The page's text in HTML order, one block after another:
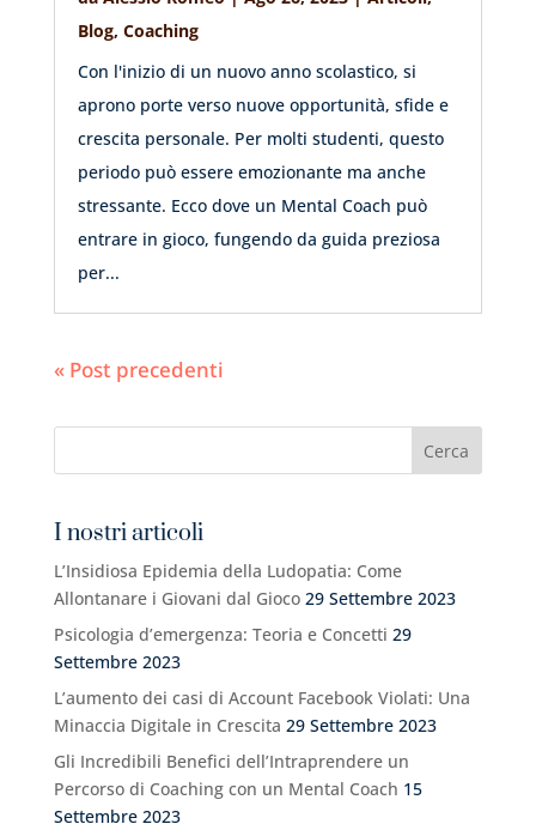
Blog, Coaching
Con l'inizio di un nuovo anno scolastico, si
aprono porte verso nuove opportunità, sfide e
crescita personale. Per molti studenti, questo
periodo può essere emozionante ma anche
stressante. Ecco dove un Mental Coach può
entrare in gioco, fungendo da guida preziosa
per...
« Post precedenti
I nostri articoli
L’Insidiosa Epidemia della Ludopatia: Come
Allontanare i Giovani dal Gioco 29 Settembre 2023
Psicologia d’emergenza: Teoria e Concetti 29
Settembre 2023
L’aumento dei casi di Account Facebook Violati: Una
Minaccia Digitale in Crescita 29 Settembre 2023
Gli Incredibili Benefici dell’Intraprendere un
Percorso di Coaching con un Mental Coach 15
Settembre 2023